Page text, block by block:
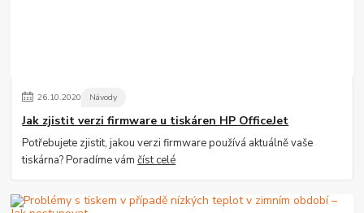
26.10.2020 Návody
Jak zjistit verzi firmware u tiskáren HP OfficeJet
Potřebujete zjistit, jakou verzi firmware používá aktuálně vaše
tiskárna? Poradíme vámčíst celé